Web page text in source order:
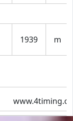
1939 m
www.4timing.cz